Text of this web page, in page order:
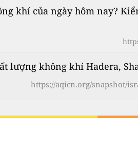
khí của ngày hôm nay?
lượng không khí Hadera,
https://aqicn.org/snapshot/